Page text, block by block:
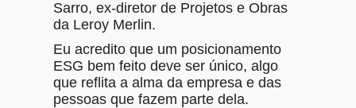
Sarro, ex-diretor de Projetos e Obras
da Leroy Merlin.
Eu acredito que um posicionamento
ESG bem feito deve ser único, algo
que reflita a alma da empresa e das
pessoas que fazem parte dela.